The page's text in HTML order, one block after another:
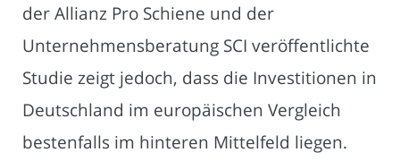
der Allianz Pro Schiene und der
Unternehmensberatung SCI veröffentlichte
Studie zeigt jedoch, dass die Investitionen in
Deutschland im europäischen Vergleich
bestenfalls im hinteren Mittelfeld liegen.